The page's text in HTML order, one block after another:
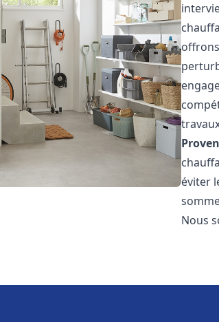
éviter
Nous